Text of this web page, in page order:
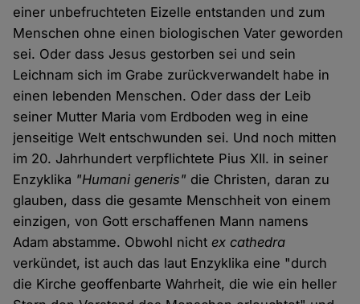
einer unbefruchteten Eizelle entstanden und zum
Menschen ohne einen biologischen Vater geworden
sei. Oder dass Jesus gestorben sei und sein
Leichnam sich im Grabe zurückverwandelt habe in
einen lebenden Menschen. Oder dass der Leib
seiner Mutter Maria vom Erdboden weg in eine
jenseitige Welt entschwunden sei. Und noch mitten
im 20. Jahrhundert verpflichtete Pius XII. in seiner
Enzyklika "Humani generis" die Christen, daran zu
glauben, dass die gesamte Menschheit von einem
einzigen, von Gott erschaffenen Mann namens
Adam abstamme. Obwohl nichtex cathedra
verkündet, ist auch das laut Enzyklika eine "durch
die Kirche geoffenbarte Wahrheit, die wie ein heller